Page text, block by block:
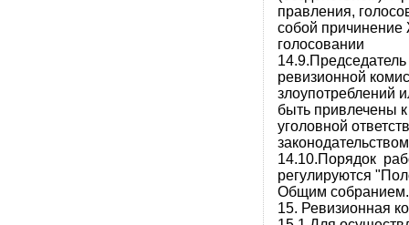
правления,
собой
голосовании
ревизионной
злоупотреблений
быть привлечены
уголовной
14.10.Порядок
регулируются
Общим собранием.
15. Ревизионная